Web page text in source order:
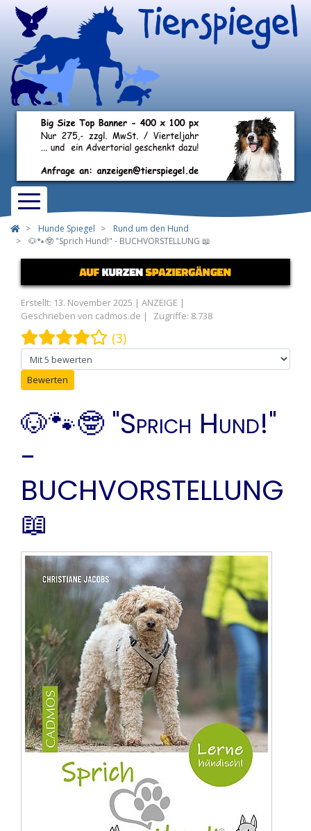
Hunde Spiegel
Rund um den Hund
🐶🐾🤓 "Sprich Hund!" - BUCHVORSTELLUNG 📖
Erstellt: 13. November 2025
Geschrieben von cadmos.de Zugriffe: 8.738
Bewertung:4/5 (3)
Bitte bewerten
🐶🐾🤓 "Sprich Hund!"
-
BUCHVORSTELLUNG
📖